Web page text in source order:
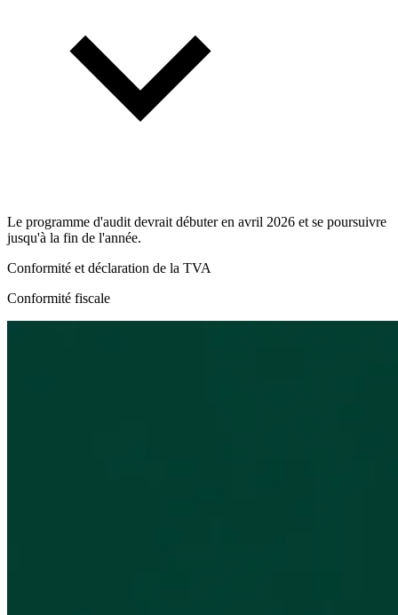
Le programme d'audit devrait débuter en avril 2026 et se poursuivre
jusqu'à la fin de l'année.
Conformité et déclaration de la TVA
Conformité fiscale